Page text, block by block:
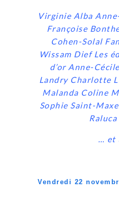
Virginie Alba
Françoise
Cohen-Solal
Wissam Dief Les
d’or Anne-
Landry Charlotte
Malanda Coline
Sophie Saint-
…
Vendredi 22